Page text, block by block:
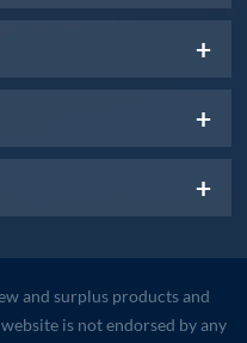
and surplus products and
is not endorsed by any